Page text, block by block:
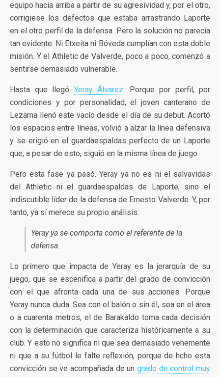
equipo hacia arriba a partir de su agresividad y, por el otro,
corrigiese los defectos que estaba arrastrando Laporte
en el otro perfil de la defensa. Pero la solución no parecía
tan evidente. Ni Etxeita ni Bóveda cumplían con esta doble
misión. Y el Athletic de Valverde, poco a poco, comenzó a
sentirse demasiado vulnerable.
Hasta que llegó Yeray Álvarez. Porque por perfil, por
condiciones y por personalidad, el joven canterano de
Lezama llenó este vacío desde el día de su debut. Acortó
los espacios entre líneas, volvió a alzar la línea defensiva
y se erigió en el guardaespaldas perfecto de un Laporte
que, a pesar de esto, siguió en la misma línea de juego.
Pero esta fase ya pasó. Yeray ya no es ni el salvavidas
del Athletic ni el guardaespaldas de Laporte, sino el
indiscutible líder de la defensa de Ernesto Valverde. Y, por
tanto, ya sí merece su propio análisis.
Yeray ya se comporta como el referente de la
defensa.
Lo primero que impacta de Yeray es la jerarquía de su
juego, que se escenifica a partir del grado de convicción
con el que afronta cada una de sus acciones. Porque
Yeray nunca duda. Sea con el balón o sin él, sea en el área
o a cuarenta metros, el de Barakaldo toma cada decisión
con la determinación que caracteriza históricamente a su
club. Y esto no significa ni que sea demasiado vehemente
ni que a su fútbol le falte reflexión, porque de hcho esta
convicción se ve acompañada de un grado de control muy